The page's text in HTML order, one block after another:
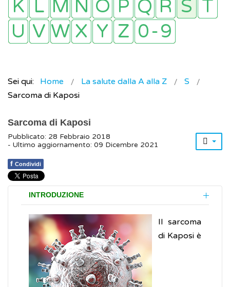
Sei qui: Home La salute dalla A alla Z
S
Sarcoma di Kaposi
Sarcoma di Kaposi
Pubblicato: 28 Febbraio 2018
- Ultimo aggiornamento: 09 Dicembre 2021
f Condividi
INTRODUZIONE
Il sarcoma
di Kaposi è